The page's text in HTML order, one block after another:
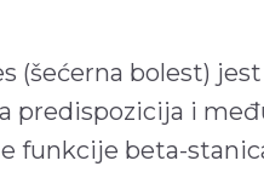
(šećerna bolest)
predispozicija i
funkcije beta-